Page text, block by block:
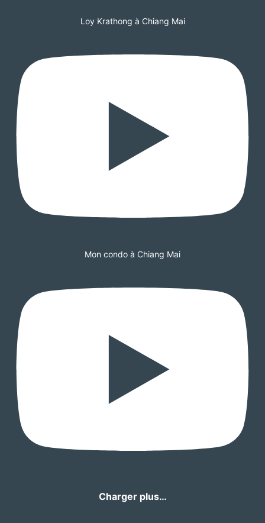
Loy Krathong à Chiang Mai
Mon condo à Chiang Mai
Charger plus…